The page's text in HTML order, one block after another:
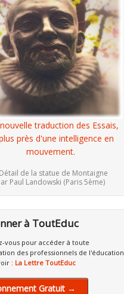
traduction des Essais,
près d'une intelligence en
mouvement.
de la statue de Montaigne
Paul Landowski (Paris 5ème)
à ToutEduc
vous pour accéder à toute
des professionnels de l'éducation
: La Lettre ToutEduc
Gratuit →